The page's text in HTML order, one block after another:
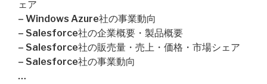
ェア
– Windows Azure社の事業動向
– Salesforce社の企業概要・製品概要
– Salesforce社の販売量・売上・価格・市場シェア
– Salesforce社の事業動向
…